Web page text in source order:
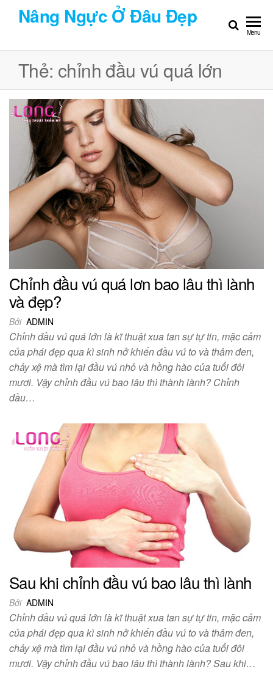
Chuyển
dung
Nâng Ngực Ở Đâu Đẹp
Menu
Thẻ: chỉnh đầu vú quá lớn
Chỉnh đầu vú quá lơn bao lâu thì lành
và đẹp?
Bởi ADMIN
Chỉnh đầu vú quá lớn là kĩ thuật xua tan sự tự tin, mặc cảm
của phái đẹp qua kì sinh nở khiến đầu vú to và thâm đen,
chảy xệ mà tìm lại đầu vú nhỏ và hồng hào của tuổi đôi
mươi. Vậy chỉnh đầu vú bao lâu thì thành lành? Chỉnh
đầu…
Sau khi chỉnh đầu vú bao lâu thì lành
Bởi ADMIN
Chỉnh đầu vú quá lớn là kĩ thuật xua tan sự tự tin, mặc cảm
của phái đẹp qua kì sinh nở khiến đầu vú to và thâm đen,
chảy xệ mà tìm lại đầu vú nhỏ và hồng hào của tuổi đôi
mươi. Vậy chỉnh đầu vú bao lâu thì thành lành? Sau khi…